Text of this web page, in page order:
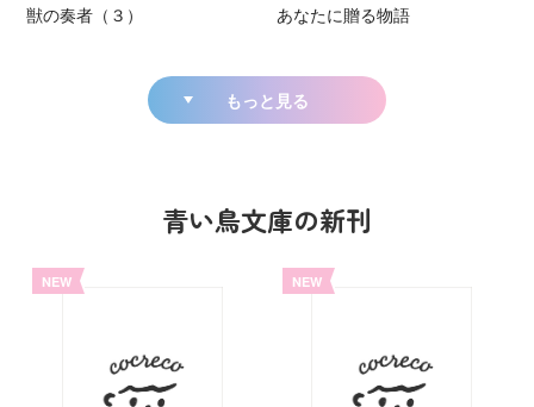
獣の奏者（３） あなたに贈る物語
もっと見る
青い鳥文庫の新刊
NEW NEW